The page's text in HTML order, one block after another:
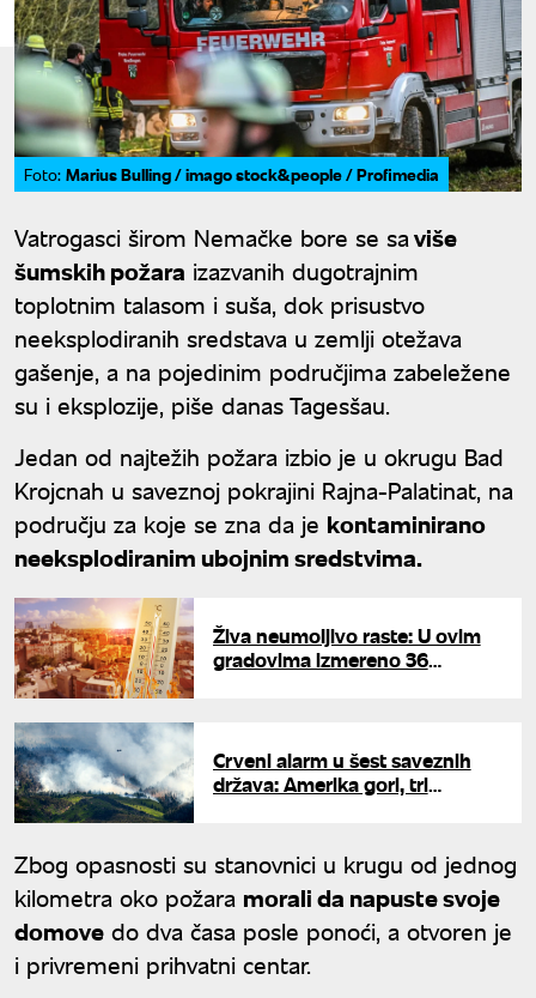
Foto: Marius Bulling / imago stock&people / Profimedia
Vatrogasci širom Nemačke bore se saviše
šumskih požara izazvanih dugotrajnim
toplotnim talasom i suša, dok prisustvo
neeksplodiranih sredstava u zemlji otežava
gašenje, a na pojedinim područjima zabeležene
su i eksplozije, piše danas Tagesšau.
Jedan od najtežih požara izbio je u okrugu Bad
Krojcnah u saveznoj pokrajini Rajna-Palatinat, na
području za koje se zna da je kontaminirano
neeksplodiranim ubojnim sredstvima.
Živa neumoljivo raste: U ovim
gradovima izmereno 36
Crveni alarm u šest saveznih
država: Amerika gori, tri
sobom
Zbog opasnosti su stanovnici u krugu od jednog
kilometra oko požara morali da napuste svoje
domove do dva časa posle ponoći, a otvoren je
i privremeni prihvatni centar.